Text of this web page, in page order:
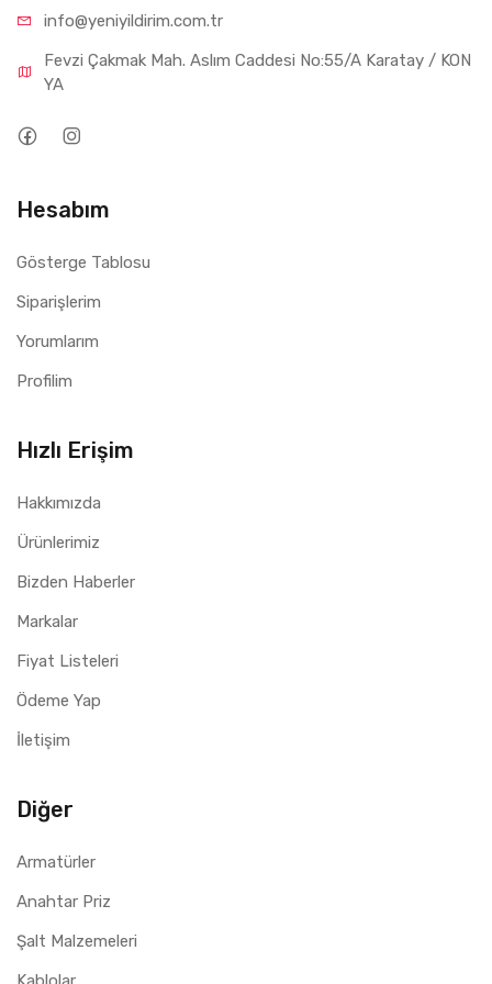
Atölye ve hafif sanayi tesisleri
Üç fazlı enerji dağıtım sistemleri
ABB 2CDS213001R0634 SH203-C63 otomatik sigorta, 3
panolarında güvenilir aşırı akım ve kısa devre koruması sağlar.
info@yeniyildirim.com.tr
Fevzi Çakmak Mah. Aslım Caddesi No:55/A Karatay / KON
YA
Hesabım
Gösterge Tablosu
Siparişlerim
Yorumlarım
Profilim
Hızlı Erişim
Hakkımızda
Ürünlerimiz
Bizden Haberler
Markalar
Fiyat Listeleri
Ödeme Yap
İletişim
Diğer
Armatürler
Anahtar Priz
Şalt Malzemeleri